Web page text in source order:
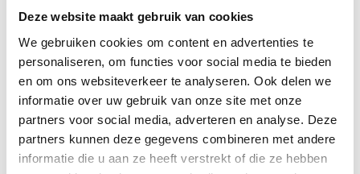
Deze website maakt gebruik van cookies
We gebruiken cookies om content en advertenties te
personaliseren, om functies voor social media te bieden
en om ons websiteverkeer te analyseren. Ook delen we
informatie over uw gebruik van onze site met onze
partners voor social media, adverteren en analyse. Deze
partners kunnen deze gegevens combineren met andere
informatie die u aan ze heeft verstrekt of die ze hebben
creëert het typische uiterlijk van ons leer.
De huid kan echter ook water absorberen. Dit
betekent dat de meeste vlekken in ons leer zich
niet aan de oppervlakte bevinden, waar
schoonmaken geen effectieve oplossing zal zijn. De
vlek zit eerder in het leer, waardoor de kleur van
het leer permanent verandert. Dus welke reiniger
je ook gebruikt, verwacht geen wonderen. De beste